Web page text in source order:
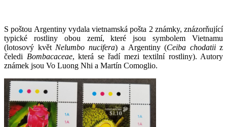
S poštou Argentiny vydala vietnamská pošta 2 známky, znázorňující
typické rostliny obou zemí, které jsou symbolem Vietnamu
(lotosový květ Nelumbo nucifera) a Argentiny (Ceiba chodatii z
čeledi Bombacaceae, která se řadí mezi textilní rostliny). Autory
známek jsou Vo Luong Nhi a Martín Comoglio.